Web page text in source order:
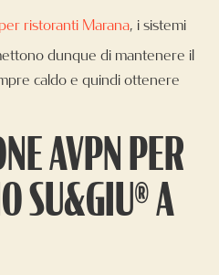
ristoranti Marana, i sistemi
dunque di mantenere il
caldo e quindi ottenere
AVPN PER
SU&GIU® A